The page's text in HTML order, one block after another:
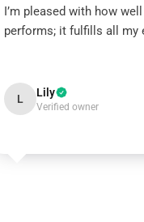
I’m pleased with how
performs; it fulfills all my
L Lily
Verified owner